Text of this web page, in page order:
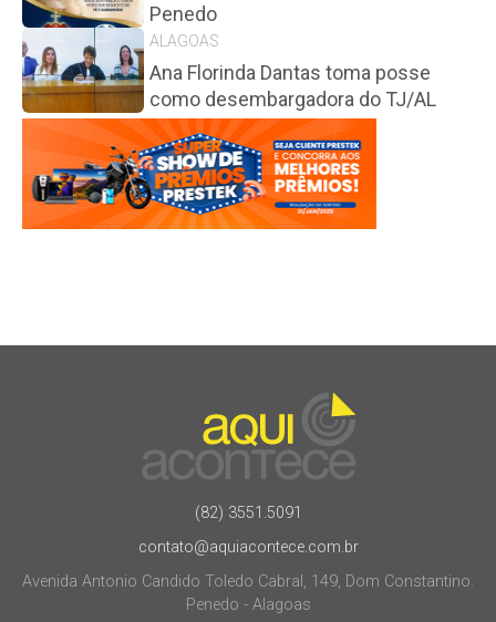
Penedo
ALAGOAS
Ana Florinda Dantas toma posse
como desembargadora do TJ/AL
(82) 3551.5091
contato@aquiacontece.com.br
Avenida Antonio Candido Toledo Cabral, 149, Dom Constantino.
Penedo - Alagoas